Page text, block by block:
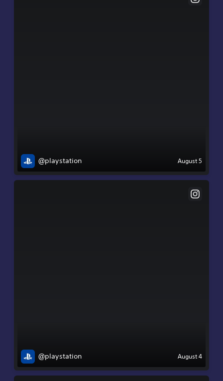
@playstation August 5
@playstation August 4